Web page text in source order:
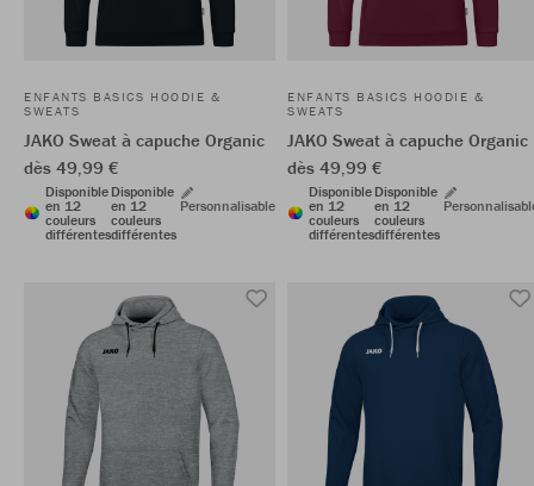
ENFANTS BASICS HOODIE &
SWEATS
JAKO Sweat à capuche Organic
dès 49,99 €
Disponible
en 12
couleurs
différentes
Disponible
en 12
couleurs
différentes
Personnalisable
ENFANTS BASICS HOODIE &
SWEATS
JAKO Sweat à capuche Organic
dès 49,99 €
Disponible
en 12
couleurs
différentes
Disponible
en 12
couleurs
différentes